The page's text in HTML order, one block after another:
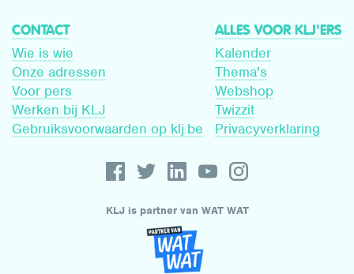
CONTACT
Wie is wie
Onze adressen
Voor pers
Werken bij KLJ
Gebruiksvoorwaarden op klj.be
ALLES VOOR KLJ'ERS
Kalender
Thema's
Webshop
Twizzit
Privacyverklaring
KLJ is partner van WAT WAT